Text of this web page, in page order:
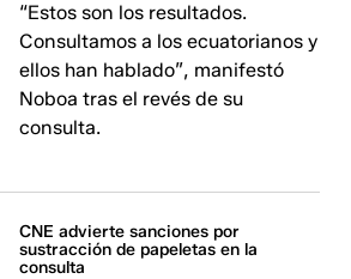
“Estos son los resultados.
Consultamos a los ecuatorianos y
ellos han hablado”, manifestó
Noboa tras el revés de su
consulta.
CNE advierte sanciones por
sustracción de papeletas en la
consulta